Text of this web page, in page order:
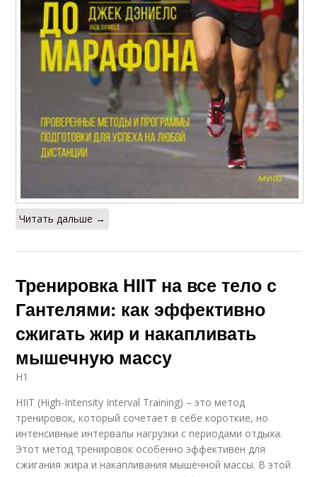
Читать дальше →
Тренировка HIIT на все тело с
Гантелями: как эффективно
сжигать жир и накапливать
мышечную массу
H1
HIIT (High-Intensity Interval Training) – это метод
тренировок, который сочетает в себе короткие, но
интенсивные интервалы нагрузки с периодами отдыха.
Этот метод тренировок особенно эффективен для
сжигания жира и накапливания мышечной массы. В этой